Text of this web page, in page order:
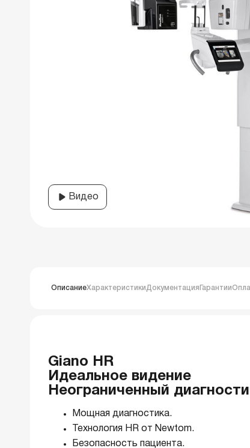
Видео
ОписаниеХарактеристикиДокументация Гарантии
Giano HR
Идеальное видение
Неограниченный
Мощная диагностика.
Технология HR от Newtom.
Безопасность пациента.